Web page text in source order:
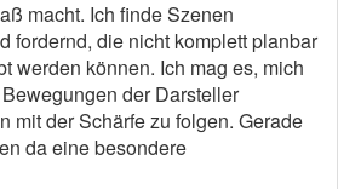
macht. Ich finde Szenen
fordernd, die nicht komplett planbar
werden können. Ich mag es, mich
der Darsteller
mit der Schärfe zu folgen. Gerade
da eine besondere